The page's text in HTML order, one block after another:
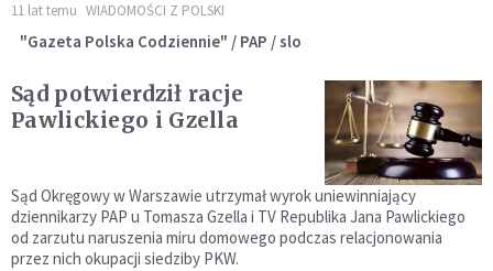
11 lat temu WIADOMOŚCI Z POLSKI
"Gazeta Polska Codziennie" / PAP / slo
Sąd potwierdził racje
Pawlickiego i Gzella
Sąd Okręgowy w Warszawie utrzymał wyrok uniewinniający
dziennikarzy PAP u Tomasza Gzella i TV Republika Jana Pawlickiego
od zarzutu naruszenia miru domowego podczas relacjonowania
przez nich okupacji siedziby PKW.